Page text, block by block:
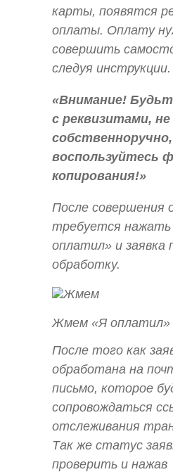
карты, появятся
оплаты. Оплату
совершить
следуя инструкции.
«Внимание!
с реквизитами,
собственноручно,
воспользуйтесь
копирования!»
После совершения
требуется
оплатил» и заявка
обработку.
Жмем «Я оплатил»
После того как
обработана на
письмо, которое
сопровождаться
отслеживания
Так же статус
проверить и нажав